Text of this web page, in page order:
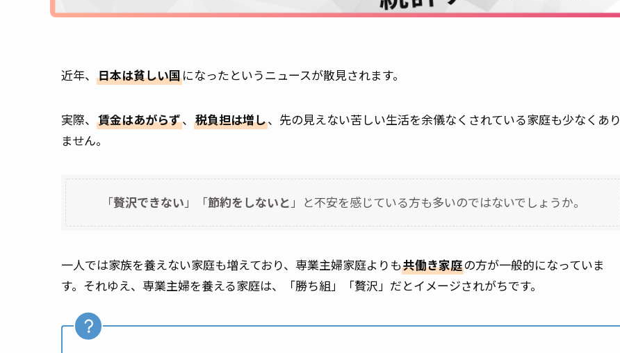
近年、 日本は貧しい国になったというニュースが散見されます。
実際、 賃金はあがらず、 税負担は増し、先の見えない苦しい生活を余儀なくされている家庭も少なくあり
ません。
「贅沢できない」「節約をしないと」と不安を感じている方も多いのではないでしょうか。
一人では家族を養えない家庭も増えており、専業主婦家庭よりも共働き家庭の方が一般的になっていま
す。それゆえ、専業主婦を養える家庭は、「勝ち組」「贅沢」だとイメージされがちです。